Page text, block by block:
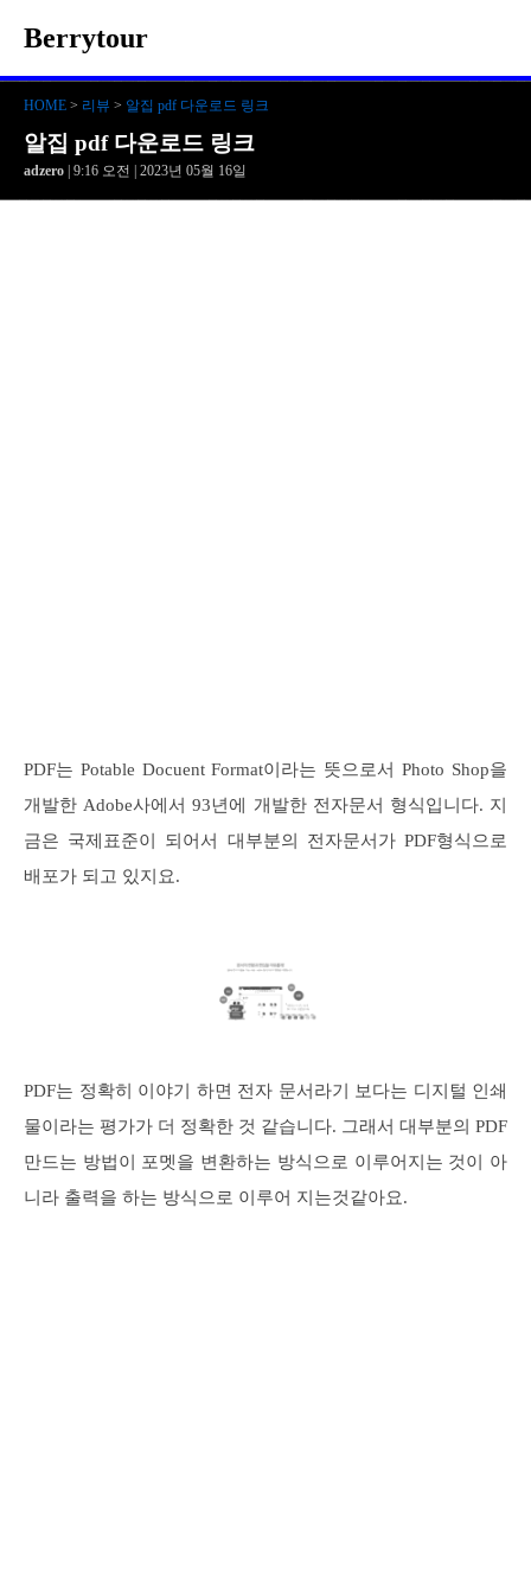
Berrytour
HOME > 리뷰 > 알집 pdf 다운로드 링크
알집 pdf 다운로드 링크
adzero | 9:16 오전 | 2023년 05월 16일
PDF는 Potable Docuent Format이라는 뜻으로서 Photo Shop을
개발한 Adobe사에서 93년에 개발한 전자문서 형식입니다. 지
금은 국제표준이 되어서 대부분의 전자문서가 PDF형식으로
배포가 되고 있지요.
PDF는 정확히 이야기 하면 전자 문서라기 보다는 디지털 인쇄
물이라는 평가가 더 정확한 것 같습니다. 그래서 대부분의 PDF
만드는 방법이 포멧을 변환하는 방식으로 이루어지는 것이 아
니라 출력을 하는 방식으로 이루어 지는것같아요.